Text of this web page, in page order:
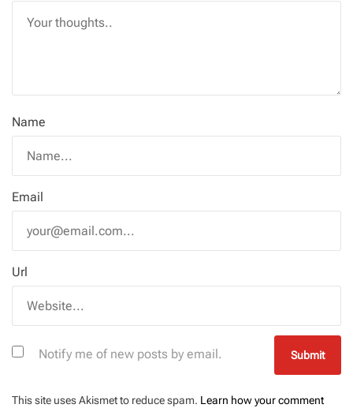
Name
Email
Url
Notify me of new posts by email.
This site uses Akismet to reduce spam. Learn how your comment